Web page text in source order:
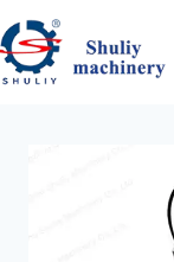
内
容
を